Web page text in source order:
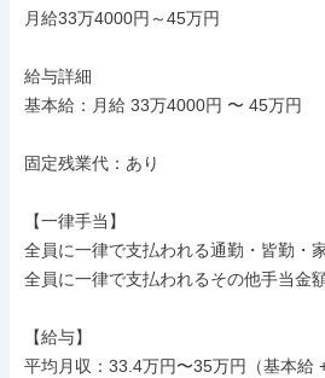
月給33万4000円～45万円
給与詳細
基本給：月給 33万4000円 〜 45万円
固定残業代：あり
【一律手当】
全員に一律で支払われる通勤・皆勤・
全員に一律で支払われるその他手当金
【給与】
平均月収：33.4万円〜35万円（基本給